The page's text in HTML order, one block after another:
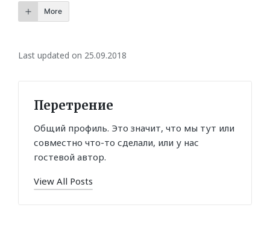
More
Last updated on 25.09.2018
Перетрение
Общий профиль. Это значит, что мы тут или
совместно что-то сделали, или у нас
гостевой автор.
View All Posts